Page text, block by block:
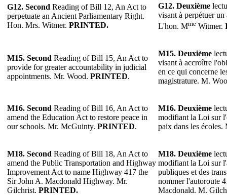
G12. Second Reading of Bill 12, An Act to
perpetuate an Ancient Parliamentary Right.
Hon. Mrs. Witmer. PRINTED.
G12. Deuxième
visant à perpétuer
L'hon. Mme Witmer.
M15. Second Reading of Bill 15, An Act to
provide for greater accountability in judicial
appointments. Mr. Wood. PRINTED.
M15. Deuxième
visant à accroître
en ce qui concerne
magistrature. M.
M16. Second Reading of Bill 16, An Act to
amend the Education Act to restore peace in
our schools. Mr. McGuinty. PRINTED.
M16. Deuxième
modifiant la Loi sur
paix dans les
M18. Second Reading of Bill 18, An Act to
amend the Public Transportation and Highway
Improvement Act to name Highway 417 the
Sir John A. Macdonald Highway. Mr.
Gilchrist. PRINTED.
M18. Deuxième
modifiant la Loi sur
publiques et des
nommer l'autoroute
Macdonald. M.